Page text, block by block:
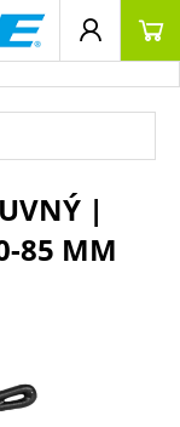
|
85 MM